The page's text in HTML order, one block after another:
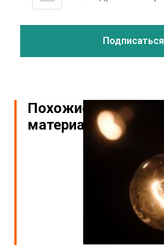
Похожие
материалы